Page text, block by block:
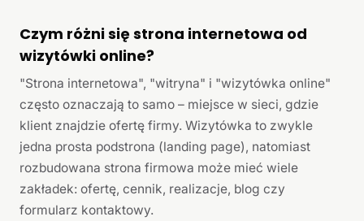
Czym różni się strona internetowa od
wizytówki online?
"Strona internetowa", "witryna" i "wizytówka online"
często oznaczają to samo – miejsce w sieci, gdzie
klient znajdzie ofertę firmy. Wizytówka to zwykle
jedna prosta podstrona (landing page), natomiast
rozbudowana strona firmowa może mieć wiele
zakładek: ofertę, cennik, realizacje, blog czy
formularz kontaktowy.